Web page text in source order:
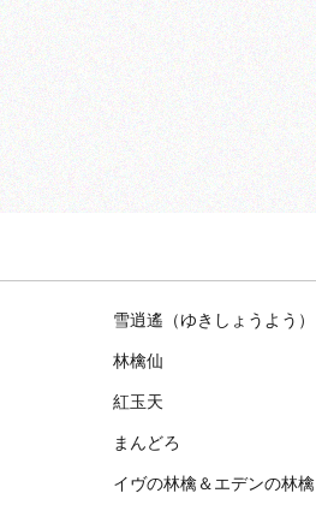
雪逍遙（ゆきしょうよう）
林檎仙
紅玉天
まんどろ
イヴの林檎＆エデンの林檎